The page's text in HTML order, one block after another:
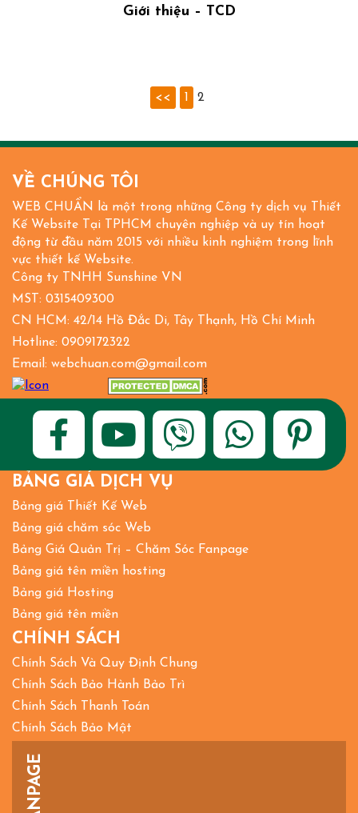
Giới thiệu – TCD
<< 1 2
VỀ CHÚNG TÔI
WEB CHUẨN là một trong những Công ty dịch vụ Thiết
Kế Website Tại TPHCM chuyên nghiệp và uy tín hoạt
động từ đầu năm 2015 với nhiều kinh nghiệm trong lĩnh
vực thiết kế Website.
Công ty TNHH Sunshine VN
MST: 0315409300
CN HCM: 42/14 Hồ Đắc Di, Tây Thạnh, Hồ Chí Minh
Hotline: 0909172322
Email: webchuan.com@gmail.com
BẢNG GIÁ DỊCH VỤ
Bảng giá Thiết Kế Web
Bảng giá chăm sóc Web
Bảng Giá Quản Trị – Chăm Sóc Fanpage
Bảng giá tên miền hosting
Bảng giá Hosting
Bảng giá tên miền
CHÍNH SÁCH
Chính Sách Và Quy Định Chung
Chính Sách Bảo Hành Bảo Trì
Chính Sách Thanh Toán
Chính Sách Bảo Mật
FANPAGE